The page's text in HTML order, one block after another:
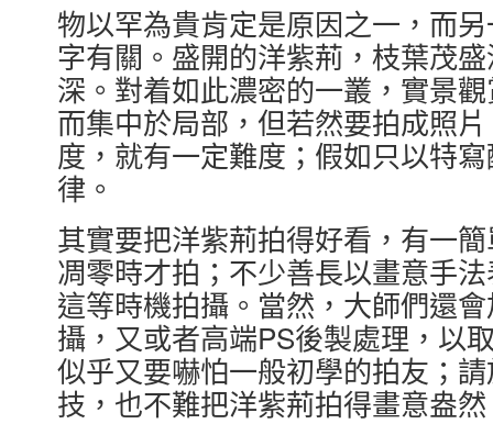
物以罕為貴肯定是原因之一，而
字有關。盛開的洋紫荊，枝葉茂
深。對着如此濃密的一叢，實景
而集中於局部，但若然要拍成照
度，就有一定難度；假如只以特
律。
其實要把洋紫荊拍得好看，有一
凋零時才拍；不少善長以畫意手
這等時機拍攝。當然，大師們還
攝，又或者高端PS後製處理，以
似乎又要嚇怕一般初學的拍友；
技，也不難把洋紫荊拍得畫意盎